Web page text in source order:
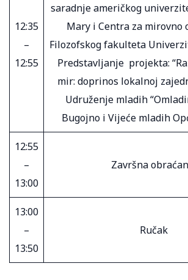
12:35
–
12:55
saradnje američkog
Mary i Centra za mirovno
Filozofskog fakulteta
Predstavljanje projekta:
mir: doprinos lokalnoj
Udruženje mladih
Bugojno i Vijeće mladih
12:55
–
13:00
Završna
13:00
–
13:50
Ručak